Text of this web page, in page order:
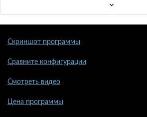
Скриншот программы
Сравните конфигурации
Смотреть видео
Цена программы